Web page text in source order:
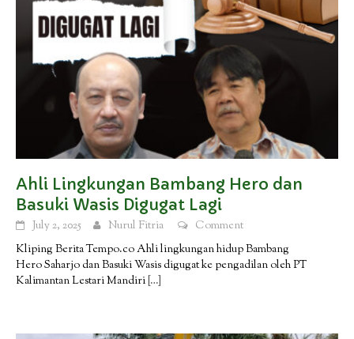
Ahli Lingkungan Bambang Hero dan
Basuki Wasis Digugat Lagi
July 2, 2025 Nurul Fitria
Comment
Kliping Berita Tempo.co Ahli lingkungan hidup Bambang
Hero Saharjo dan Basuki Wasis digugat ke pengadilan oleh PT
Kalimantan Lestari Mandiri […]